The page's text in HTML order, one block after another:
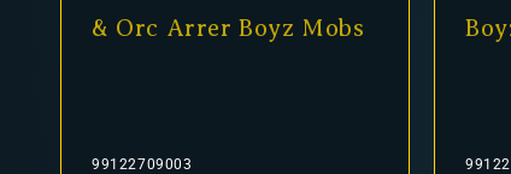
& Orc Arrer Boyz Mobs
99122709003